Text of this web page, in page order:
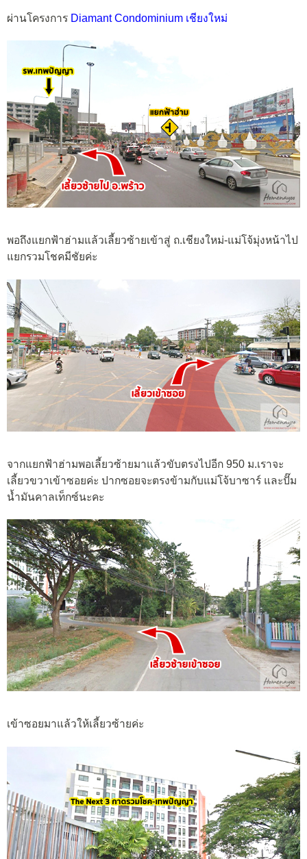
ผ่านโครงการ Diamant Condominium เชียงใหม่
พอถึงแยกฟ้าฮ่ามแล้วเลี้ยวซ้ายเข้าสู่ ถ.เชียงใหม่-แม่โจ้มุ่งหน้าไป
แยกรวมโชคมีชัยค่ะ
จากแยกฟ้าฮ่ามพอเลี้ยวซ้ายมาแล้วขับตรงไปอีก 950 ม.เราจะ
เลี้ยวขวาเข้าซอยค่ะ ปากซอยจะตรงข้ามกับแม่โจ้บาซาร์ และปั๊ม
น้ำมันคาลเท็กซ์นะคะ
เข้าซอยมาแล้วให้เลี้ยวซ้ายค่ะ